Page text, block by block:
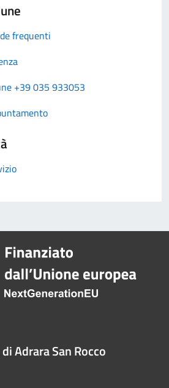
frequenti
+39 035 933053
Adrara San Rocco